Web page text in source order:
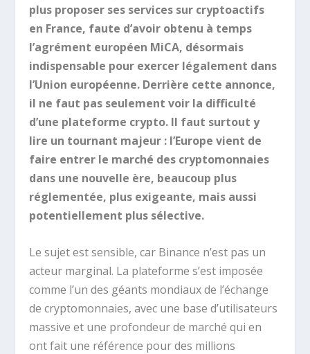
plus proposer ses services sur cryptoactifs
en France, faute d’avoir obtenu à temps
l’agrément européen MiCA, désormais
indispensable pour exercer légalement dans
l’Union européenne. Derrière cette annonce,
il ne faut pas seulement voir la difficulté
d’une plateforme crypto. Il faut surtout y
lire un tournant majeur : l’Europe vient de
faire entrer le marché des cryptomonnaies
dans une nouvelle ère, beaucoup plus
réglementée, plus exigeante, mais aussi
potentiellement plus sélective.
Le sujet est sensible, car Binance n’est pas un
acteur marginal. La plateforme s’est imposée
comme l’un des géants mondiaux de l’échange
de cryptomonnaies, avec une base d’utilisateurs
massive et une profondeur de marché qui en
ont fait une référence pour des millions